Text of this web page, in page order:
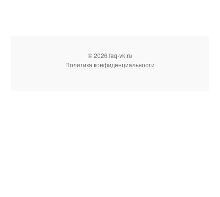
© 2026 faq-vk.ru
Политика конфиденциальности